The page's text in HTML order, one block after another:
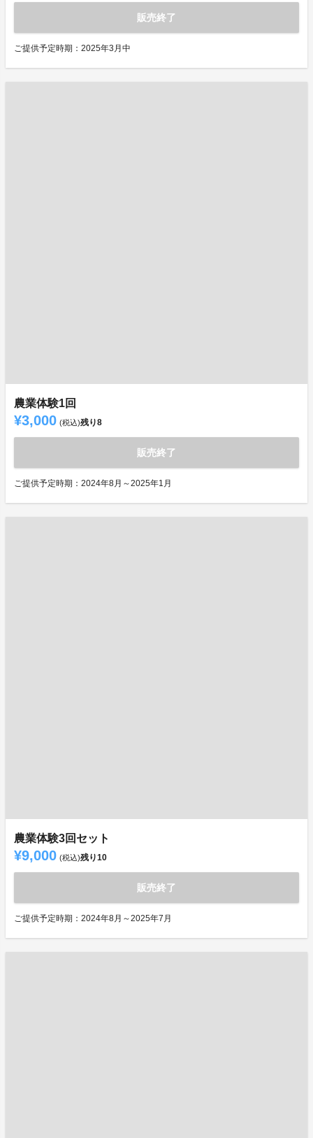
販売終了
ご提供予定時期：2025年3月中
農業体験1回
¥3,000 (税込)残り8
販売終了
ご提供予定時期：2024年8月～2025年1月
農業体験3回セット
¥9,000 (税込)残り10
販売終了
ご提供予定時期：2024年8月～2025年7月